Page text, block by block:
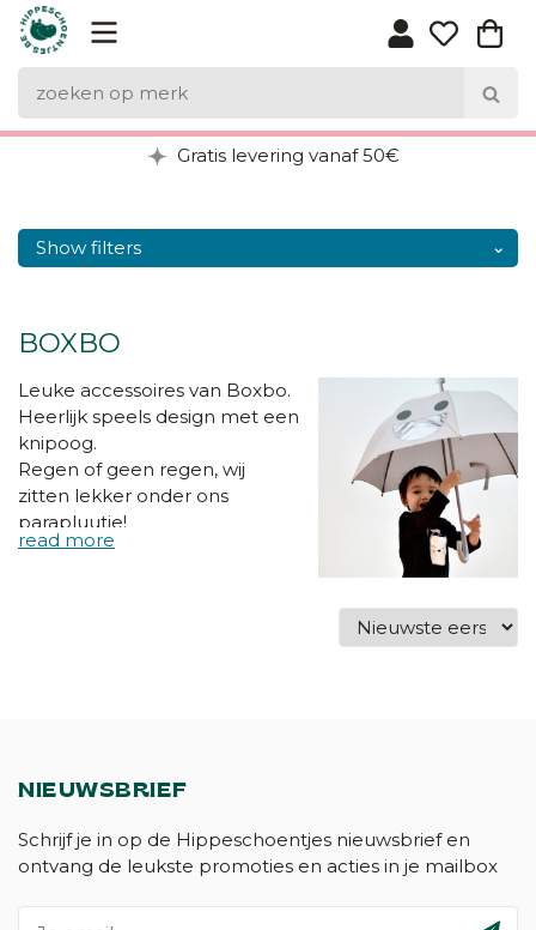
Gratis levering vanaf 50€
Show filters
BOXBO
Leuke accessoires van Boxbo.
Heerlijk speels design met een
knipoog.
Regen of geen regen, wij
zitten lekker onder ons
parapluutje!
NIEUWSBRIEF
Schrijf je in op de Hippeschoentjes nieuwsbrief en
ontvang de leukste promoties en acties in je mailbox